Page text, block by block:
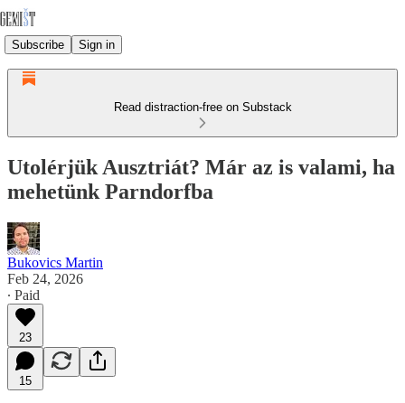
Subscribe Sign in
Read distraction-free on Substack
Utolérjük Ausztriát? Már az is valami, ha
mehetünk Parndorfba
Bukovics Martin
Feb 24, 2026
∙ Paid
23
15